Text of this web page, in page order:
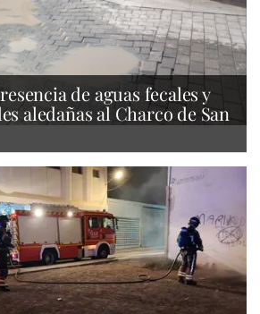
de aguas fecales y
aledañas al Charco de San